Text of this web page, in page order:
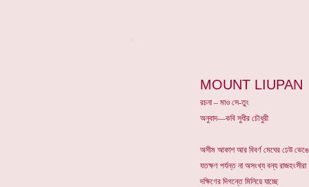
MOUNT LIUPAN
রচনা – মাও সে-তুং
অনুবাদ—কবি সুধীর চৌধুরী
অসীম আকাশ আর বিবর্ণ মেঘের ঢেউ
যতক্ষণ পর্যন্ত না অসংখ্য বন্য রাজহংসীরা
দক্ষিণের দিগন্তে মিলিয়ে যাচ্ছে